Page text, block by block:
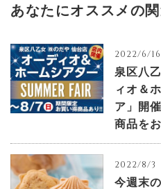
あなたにオススメの
2022/6/16
泉区八
ィオ＆
ア」開
商品を
2022/8/3
今週末